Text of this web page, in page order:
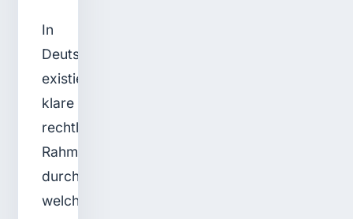
In
Deutschland
existieren
klare
rechtliche
Rahmenbedingungen,
durch
welche